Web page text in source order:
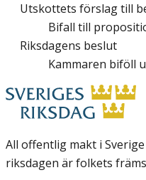
Utskottets förslag till
Bifall till
Riksdagens beslut
Kammaren biföll
All offentlig makt i
riksdagen är folkets